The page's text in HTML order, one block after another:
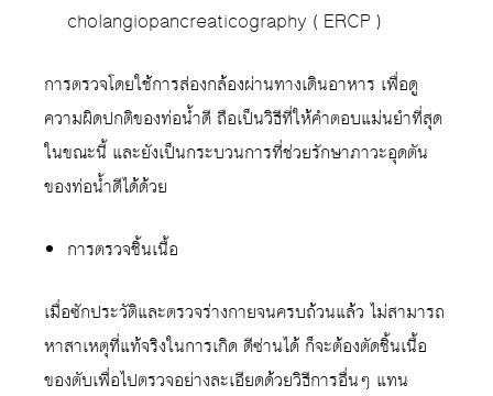
cholangiopancreaticography ( ERCP )
การตรวจโดยใช้การส่องกล้องผ่านทางเดินอาหาร เพื่อดู
ความผิดปกติของท่อน้ำดี ถือเป็นวิธีที่ให้คำตอบแม่นยำที่สุด
ในขณะนี้ และยังเป็นกระบวนการที่ช่วยรักษาภาวะอุดตัน
ของท่อน้ำดีได้ด้วย
การตรวจชิ้นเนื้อ
เมื่อซักประวัติและตรวจร่างกายจนครบถ้วนแล้ว ไม่สามารถ
หาสาเหตุที่แท้จริงในการเกิด ดีซ่านได้ ก็จะต้องตัดชิ้นเนื้อ
ของตับเพื่อไปตรวจอย่างละเอียดด้วยวิธีการอื่นๆ แทน